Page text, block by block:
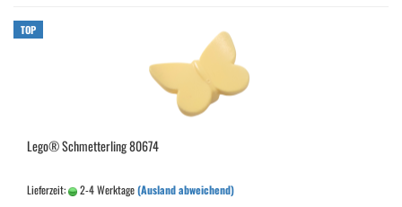
TOP
Lego® Schmetterling 80674
Lieferzeit: 2-4 Werktage(Ausland abweichend)